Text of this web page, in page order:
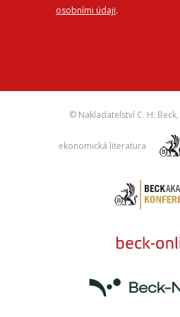
osobními údaji.
© Nakladatelství C. H. Beck,
ekonomická literatura